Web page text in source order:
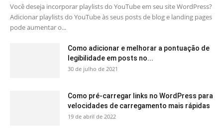
Você deseja incorporar playlists do YouTube em seu site WordPress?
Adicionar playlists do YouTube às seus posts de blog e landing pages
pode aumentar o...
Como adicionar e melhorar a pontuação de
legibilidade em posts no...
30 de julho de 2021
Como pré-carregar links no WordPress para
velocidades de carregamento mais rápidas
19 de abril de 2022